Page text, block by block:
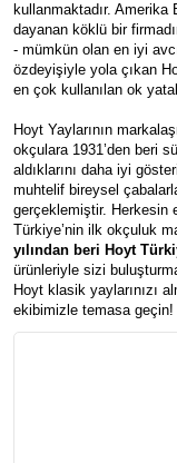
kullanmaktadır.
dayanan köklü bir
- mümkün olan en iyi
özdeyişiyle yola çıkan
en çok kullanılan ok
Hoyt Yaylarının
okçulara 1931’den beri
aldıklarını daha iyi
muhtelif bireysel
gerçeklemiştir. Herkesin
Türkiye’nin ilk okçuluk
yılından beri Hoyt
ürünleriyle sizi
Hoyt klasik yaylarınızı
ekibimizle temasa geçin!